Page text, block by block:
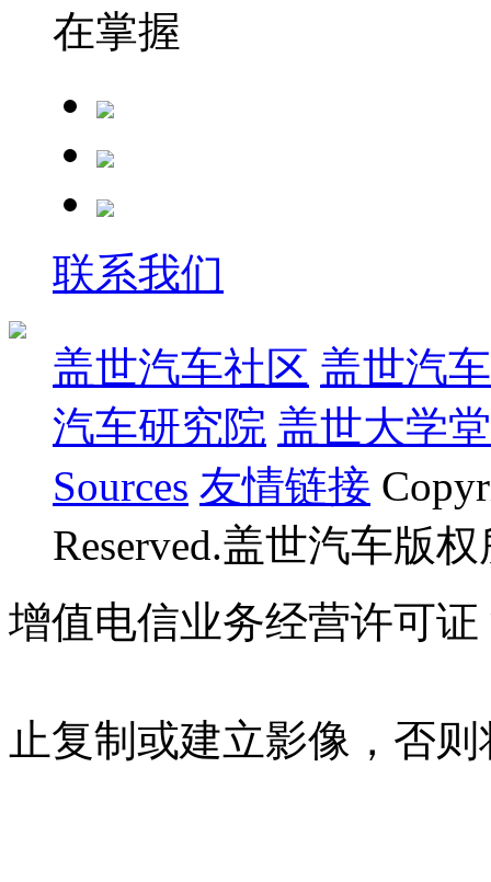
在掌握
联系我们
盖世汽车社区 盖世汽
汽车研究院 盖世大学堂
Sources 友情链接
Reserved.盖世汽车版
增值电信业务经营许可证
止复制或建立影像，否